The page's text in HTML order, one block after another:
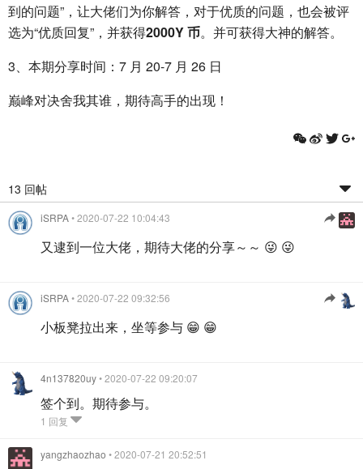
到的问题”，让大佬们为你解答，对于优质的问题，也会被评
选为“优质回复”，并获得2000Y 币。并可获得大神的解答。
3、本期分享时间：7 月 20-7 月 26 日
巅峰对决舍我其谁，期待高手的出现！
13 回帖
iSRPA• 2020-07-22 10:04:43
又逮到一位大佬，期待大佬的分享～～ 😜 😜
iSRPA• 2020-07-22 09:32:56
小板凳拉出来，坐等参与 😁 😁
4n137820uy• 2020-07-22 09:20:07
签个到。期待参与。
1 回复
yangzhaozhao • 2020-07-21 20:52:51